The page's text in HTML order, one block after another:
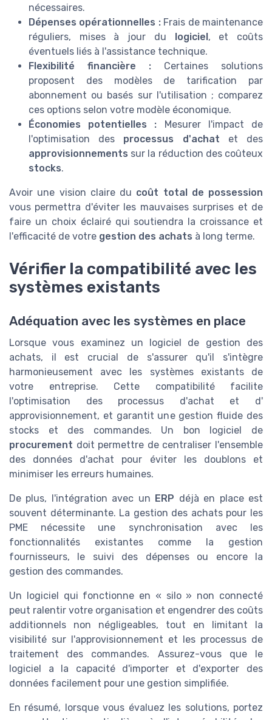
nécessaires.
Dépenses opérationnelles :Frais de maintenance
réguliers, mises à jour du logiciel, et coûts
éventuels liés à l'assistance technique.
Flexibilité financière : Certaines solutions
proposent des modèles de tarification par
abonnement ou basés sur l'utilisation ; comparez
ces options selon votre modèle économique.
Économies potentielles : Mesurer l'impact de
l'optimisation des processus d'achat et des
approvisionnements sur la réduction des coûteux
stocks.
Avoir une vision claire du coût total de possession
vous permettra d'éviter les mauvaises surprises et de
faire un choix éclairé qui soutiendra la croissance et
l'efficacité de votre gestion des achats à long terme.
Vérifier la compatibilité avec les
systèmes existants
Adéquation avec les systèmes en place
Lorsque vous examinez un logiciel de gestion des
achats, il est crucial de s'assurer qu'il s'intègre
harmonieusement avec les systèmes existants de
votre entreprise. Cette compatibilité facilite
l'optimisation des processus d'achat et d'
approvisionnement, et garantit une gestion fluide des
stocks et des commandes. Un bon logiciel de
procurement doit permettre de centraliser l'ensemble
des données d'achat pour éviter les doublons et
minimiser les erreurs humaines.
De plus, l'intégration avec un ERP déjà en place est
souvent déterminante. La gestion des achats pour les
PME nécessite une synchronisation avec les
fonctionnalités existantes comme la gestion
fournisseurs, le suivi des dépenses ou encore la
gestion des commandes.
Un logiciel qui fonctionne en « silo » non connecté
peut ralentir votre organisation et engendrer des coûts
additionnels non négligeables, tout en limitant la
visibilité sur l'approvisionnement et les processus de
traitement des commandes. Assurez-vous que le
logiciel a la capacité d'importer et d'exporter des
données facilement pour une gestion simplifiée.
En résumé, lorsque vous évaluez les solutions, portez